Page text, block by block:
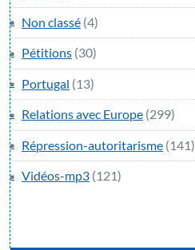
Non classé (4)
Pétitions (30)
Portugal (13)
Relations avec Europe (299)
Répression-autoritarisme (141)
Vidéos-mp3 (121)